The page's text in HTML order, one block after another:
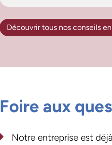
Découvrir tous nos conseils
Foire aux
Notre entreprise est